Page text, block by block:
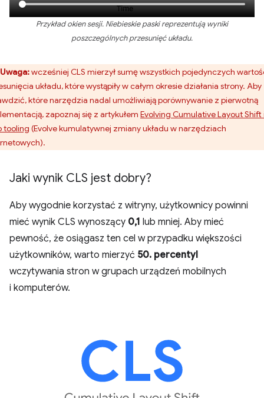
Przykład okien sesji. Niebieskie paski reprezentują wyniki
poszczególnych przesunięć układu.
Uwaga:wcześniej CLS mierzył sumę wszystkich pojedynczych
układu, które wystąpiły w całym okresie działania strony. Aby
które narzędzia nadal umożliwiają porównywanie z pierwotną
zapoznaj się z artykułem Evolving Cumulative Layout Shift
tooling (Evolve kumulatywnej zmiany układu w narzędziach
Jaki wynik CLS jest dobry?
Aby wygodnie korzystać z witryny, użytkownicy powinni
mieć wynik CLS wynoszący 0,1 lub mniej. Aby mieć
pewność, że osiągasz ten cel w przypadku większości
użytkowników, warto mierzyć 50. percentyl
wczytywania stron w grupach urządzeń mobilnych
i komputerów.